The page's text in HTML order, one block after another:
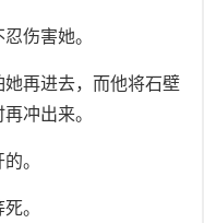
伤害她。
再进去，而他将石壁
冲出来。
。
。